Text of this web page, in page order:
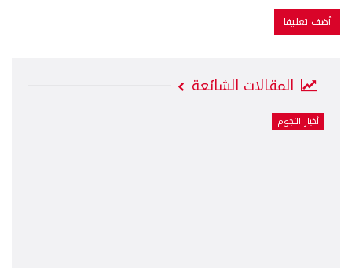
المقالات الشائعة
أخبار النجوم